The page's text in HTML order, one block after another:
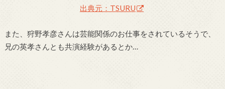
出典元：TSURU
また、狩野孝彦さんは芸能関係のお仕事をされているそうで、
兄の英孝さんとも共演経験があるとか…